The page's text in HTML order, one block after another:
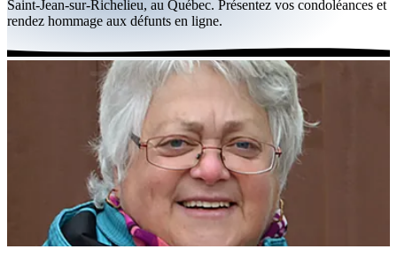
Canada
International
Maisons funéraires
Blog
Saint-Jean-sur-Richelieu, au Québec. Présentez vos condoléances et
rendez hommage aux défunts en ligne.